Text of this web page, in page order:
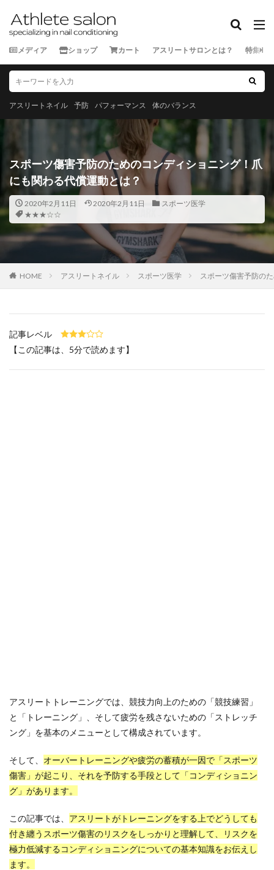
メディア ショップ カート アスリートサロンとは？ 特集
アスリートネイル 予防 パフォーマンス 体のバランス
スポーツ傷害予防のためのコンディショニング！爪
にも関わる代償運動とは？
2020年2月11日 2020年2月11日
スポーツ医学
★★★☆☆
HOME アスリートネイル スポーツ医学 スポーツ傷害予防の
記事レベル
【この記事は、5分で読めます】
アスリートトレーニングでは、競技力向上のための「競技練習」
と「トレーニング」、そして疲労を残さないための「ストレッチ
ング」を基本のメニューとして構成されています。
そして、 オーバートレーニングや疲労の蓄積が一因で「スポーツ
傷害」が起こり、それを予防する手段として「コンディショニン
グ」があります。
この記事では、 アスリートがトレーニングをする上でどうしても
付き纏うスポーツ傷害のリスクをしっかりと理解して、リスクを
極力低減するコンディショニングについての基本知識をお伝えし
ます。
タグ
★★★★★
ランナー
三重県 京都府
兵庫県
和歌山県 埼玉県
奈良県 宮城県 宮崎県
富山県
山口県
山形県 岐阜県
岡山県
岩手県
島根県 徳島県
愛媛県
愛知県
東京都 栃木県
滋賀県
熊本県 石川県 神奈川県
福井県
福岡県
福島県 秋田県 群馬県
茨城県
長崎県
長野県 青森県 静岡県
香川県
検索